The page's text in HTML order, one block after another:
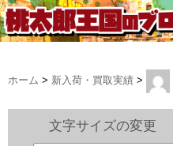
ホーム > 新入荷・買取実績 >
文字サイズの変更